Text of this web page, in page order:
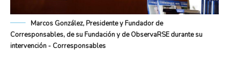
Marcos González, Presidente y Fundador de
Corresponsables, de su Fundación y de ObservaRSE durante su
intervención - Corresponsables